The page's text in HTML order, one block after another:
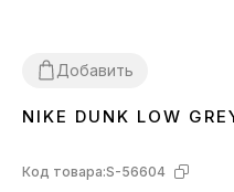
Добавить
3637 383940 4142 43 44 45
NIKE DUNK LOW
Код товара:S-56604